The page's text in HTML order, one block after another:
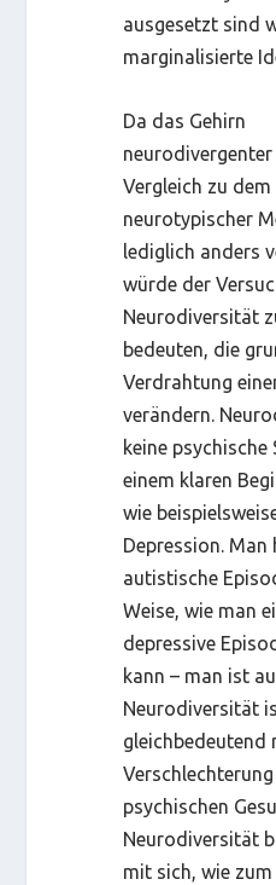
ausgesetzt sind
marginalisierte
Da das Gehirn
Vergleich zu dem
neurotypischer
lediglich anders
würde der
Neurodiversität
bedeuten, die
Verdrahtung
verändern.
keine
einem klaren
wie
Depression. Man
autistische
Weise, wie man
depressive
kann – man ist
Neurodiversität
gleichbedeutend
psychischen
Neurodiversität
mit sich, wie zum